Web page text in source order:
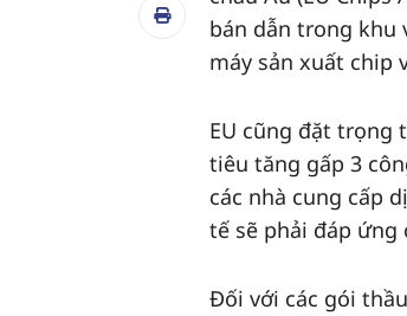
bán dẫn trong khu
máy sản xuất chip
EU cũng đặt trọng
tiêu tăng gấp 3
các nhà cung cấp
tế sẽ phải đáp ứng
Đối với các gói